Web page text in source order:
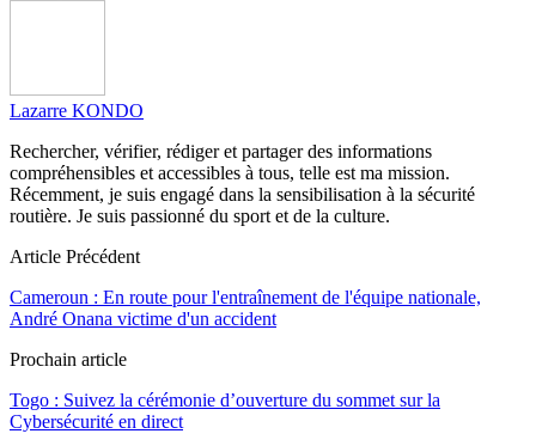
Lazarre KONDO
Rechercher, vérifier, rédiger et partager des informations
compréhensibles et accessibles à tous, telle est ma mission.
Récemment, je suis engagé dans la sensibilisation à la sécurité
routière. Je suis passionné du sport et de la culture.
Article Précédent
Cameroun : En route pour l'entraînement de l'équipe nationale,
André Onana victime d'un accident
Prochain article
Togo : Suivez la cérémonie d’ouverture du sommet sur la
Cybersécurité en direct